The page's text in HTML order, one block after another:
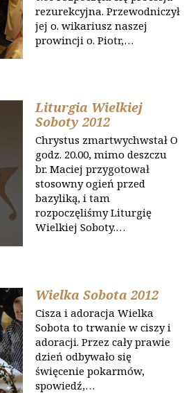
rezurekcyjna. Przewodniczył
jej o. wikariusz naszej
prowincji o. Piotr,…
Liturgia Wielkiej
Soboty 2012
Chrystus zmartwychwstał O
godz. 20.00, mimo deszczu
br. Maciej przygotował
stosowny ogień przed
bazyliką, i tam
rozpoczęliśmy Liturgię
Wielkiej Soboty.…
Wielka Sobota 2012
Cisza i adoracja Wielka
Sobota to trwanie w ciszy i
adoracji. Przez cały prawie
dzień odbywało się
święcenie pokarmów,
spowiedź,…